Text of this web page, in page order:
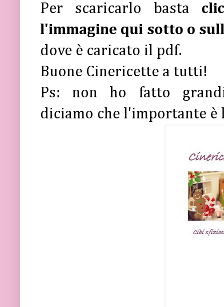
Per scaricarlo basta
l'immagine qui sotto o
dove è caricato il pdf.
Buone Cinericette a tutti!
Ps: non ho fatto grandi
diciamo che l'importante è